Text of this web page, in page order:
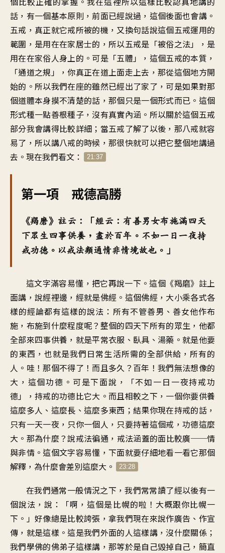
話，有一個基本原則，前面已經說過，這個後面也會講。
五戒，真正就它戒所被的機，又換句話說這個五戒運用的
範圍，是用在在家居士的，所以五戒是「被俗之法」，是
用在在家俗人身上的。可是「五體」，這個五戒的本質，
「通道之規」，你真正在道上面走上去，那從這個地方開
始的。所以我們在座的雖然已經出了家了，可是如果對那
個道體本身摸不清楚的話，那個只是一個形式而已。這個
形式種一點善根種子，沒有真實內涵。所以關於這個五戒
部分我會講得比較詳細；當五戒了解了以後，那八戒就容
易了，所以講八戒的時候，那很快就可以把它整個地講過
去。現在我們看文：
21:37
第一項 戒德高勝
《羯磨》註云：「經云：有善男女布施滿四天
下眾生四事供養，盡於百年。不如一日一夜持
戒功德。以戒法類通情非情境故也。」
這文字滿容易懂，把它再說一下。這個《羯磨》註上
面講，說經裡邊，經就是佛經。這個佛經，大小乘各式各
樣的經論都有這樣的說法：所有不管善男、善女他作布
施，布施到什麼程度呢？整個的四天下所有的眾生，他都
全部來四事供養，就是平常衣服、臥具、湯藥。就是他要
的東西，也就是我們日常生活所需的全部供給，所有的
人。哇！那個不得了！而且多久？百年！我們無法想像的
大，這個功德。可是下面說，「不如一日一夜持戒功
德」，持戒的功德比它大。而且相較之下，一個你要供養
這麼多人、這麼長、這麼多東西；結果你現在持戒的話，
只有一天一夜，只你一個人，只要持著這個戒，功德這麼
大。那為什麼？說戒法徧通，戒法涵蓋的面比較廣──情
與非情。這個文字容易懂，下面就要仔細地看一看它那個
解釋，為什麼會差別這麼大。
23:28
在我們通常一般情況之下，我們常常讀了經以後有一
個說法，說：「啊，這個是比幌的啦！大概跟你比幌一
下。」好像總是比較誇張，拿我們現在來說作廣告、作宣
傳，就是這樣。這是我們外面的人這樣講，沒什麼關係；
我們學佛的佛弟子這樣講，那等於是自己毀掉自己，簡直